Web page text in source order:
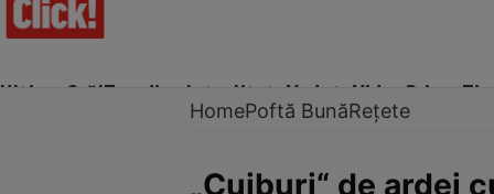
Ultima Oră!Trending Actualitate Vedete Video Prime Time
HomePoftă BunăRețete
„Cuiburi“ de ardei